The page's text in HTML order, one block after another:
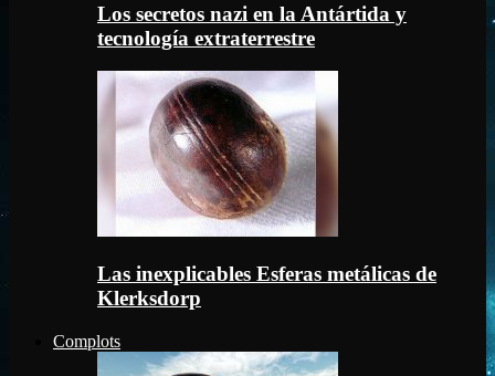
Los secretos nazi en la Antártida y
tecnología extraterrestre
Las inexplicables Esferas metálicas de
Klerksdorp
Complots